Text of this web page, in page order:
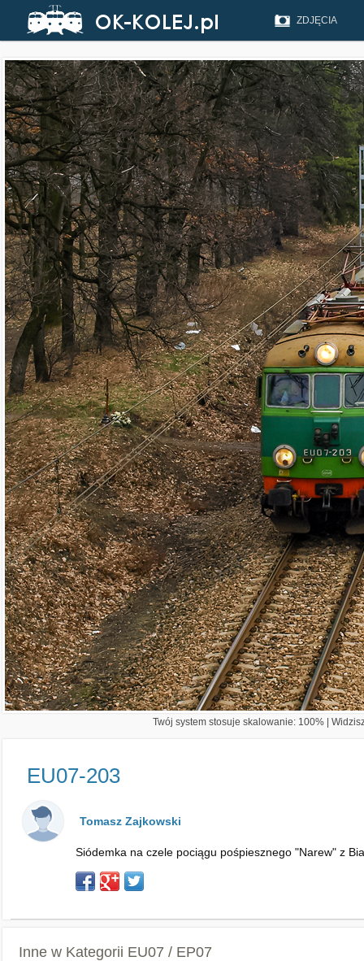
ZDJĘCIA
Twój system stosuje skalowanie: 100% |
EU07-203
Tomasz Zajkowski
Siódemka na czele pociągu pośpiesznego "Narew" z
Inne w Kategorii EU07 / EP07